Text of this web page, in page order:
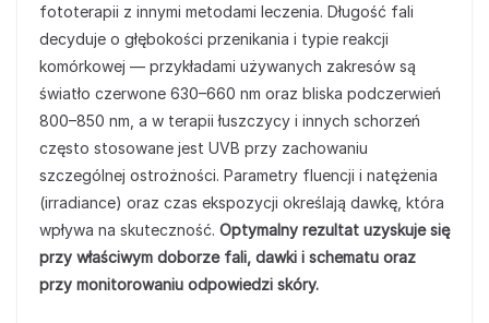
fototerapii z innymi metodami leczenia. Długość fali
decyduje o głębokości przenikania i typie reakcji
komórkowej — przykładami używanych zakresów są
światło czerwone 630–660 nm oraz bliska podczerwień
800–850 nm, a w terapii łuszczycy i innych schorzeń
często stosowane jest UVB przy zachowaniu
szczególnej ostrożności. Parametry fluencji i natężenia
(irradiance) oraz czas ekspozycji określają dawkę, która
wpływa na skuteczność. Optymalny rezultat uzyskuje się
przy właściwym doborze fali, dawki i schematu oraz
przy monitorowaniu odpowiedzi skóry.